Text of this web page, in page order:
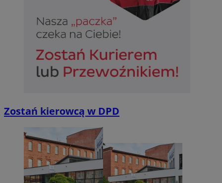
Zostań kierowcą w DPD